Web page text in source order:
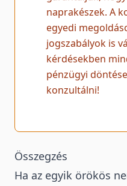
naprakészek. A
egyedi
jogszabályok is
kérdésekben
pénzügyi
konzultálni!
Összegzés
Ha az egyik örökös